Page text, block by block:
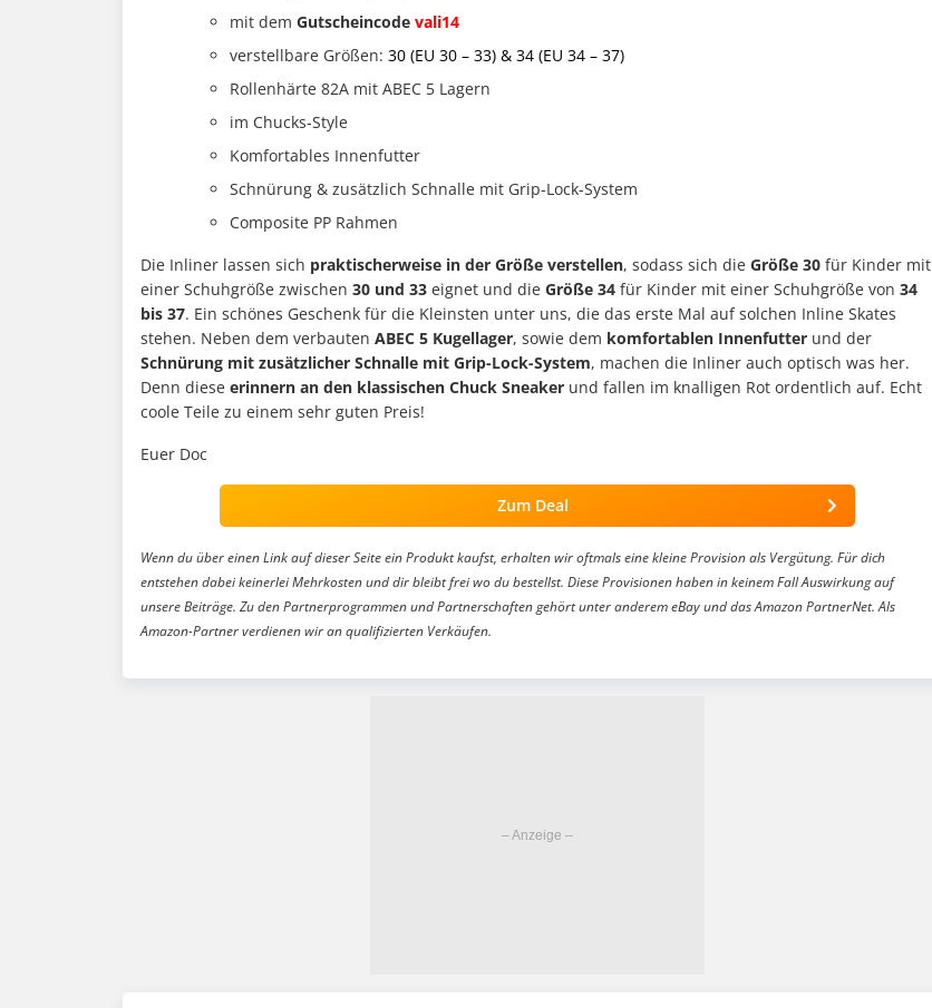
mit dem Gutscheincode vali14
verstellbare Größen: 30 (EU 30 – 33) & 34 (EU 34 – 37)
Rollenhärte 82A mit ABEC 5 Lagern
im Chucks-Style
Komfortables Innenfutter
Schnürung & zusätzlich Schnalle mit Grip-Lock-System
Composite PP Rahmen
Die Inliner lassen sich praktischerweise in der Größe verstellen, sodass sich die Größe 30 für Kinder mit
einer Schuhgröße zwischen 30 und 33 eignet und die Größe 34 für Kinder mit einer Schuhgröße von 34
bis 37. Ein schönes Geschenk für die Kleinsten unter uns, die das erste Mal auf solchen Inline Skates
stehen. Neben dem verbauten ABEC 5 Kugellager, sowie dem komfortablen Innenfutter und der
Schnürung mit zusätzlicher Schnalle mit Grip-Lock-System, machen die Inliner auch optisch was her.
Denn diese erinnern an den klassischen Chuck Sneaker und fallen im knalligen Rot ordentlich auf. Echt
coole Teile zu einem sehr guten Preis!
Euer Doc
Zum Deal
Wenn du über einen Link auf dieser Seite ein Produkt kaufst, erhalten wir oftmals eine kleine Provision als Vergütung. Für dich
entstehen dabei keinerlei Mehrkosten und dir bleibt frei wo du bestellst. Diese Provisionen haben in keinem Fall Auswirkung auf
unsere Beiträge. Zu den Partnerprogrammen und Partnerschaften gehört unter anderem eBay und das Amazon PartnerNet. Als
Amazon-Partner verdienen wir an qualifizierten Verkäufen.